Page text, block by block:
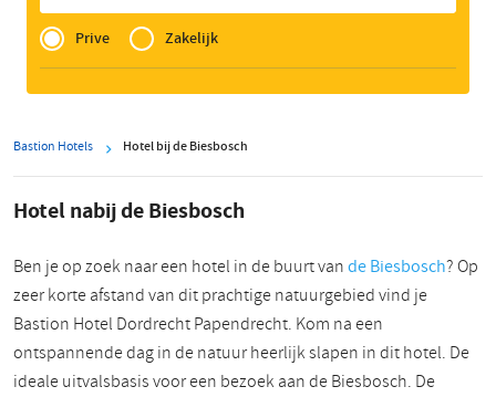
Privé
of
Zakelijk
Prive Zakelijk
Bastion Hotels Hotel bij de Biesbosch
Hotel nabij de Biesbosch
Ben je op zoek naar een hotel in de buurt vande Biesbosch? Op
zeer korte afstand van dit prachtige natuurgebied vind je
Bastion Hotel Dordrecht Papendrecht. Kom na een
ontspannende dag in de natuur heerlijk slapen in dit hotel. De
ideale uitvalsbasis voor een bezoek aan de Biesbosch. De